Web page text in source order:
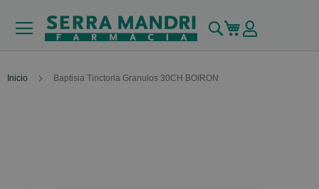
Buscar
Mi carrito
Inicio Baptisia Tinctoria Granulos 30CH BOIRON